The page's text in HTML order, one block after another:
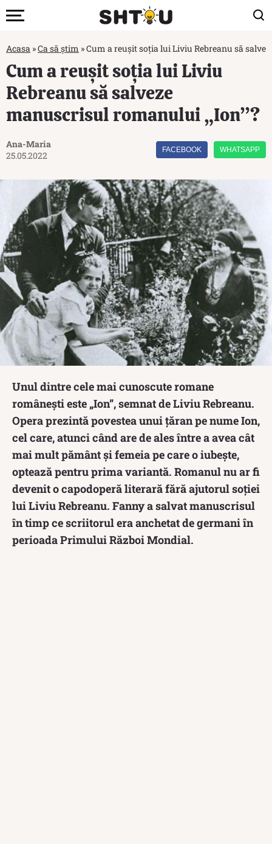
Acasa »Ca să știm »Cum a reușit soția lui Liviu Rebreanu să
Cum a reușit soția lui Liviu
Rebreanu să salveze
manuscrisul romanului „Ion”?
Ana-Maria
25.05.2022
FACEBOOK WHATSAPP
Unul dintre cele mai cunoscute romane
românești este „Ion”, semnat de Liviu Rebreanu.
Opera prezintă povestea unui țăran pe nume Ion,
cel care, atunci când are de ales între a avea cât
mai mult pământ și femeia pe care o iubește,
optează pentru prima variantă. Romanul nu ar fi
devenit o capodoperă literară fără ajutorul soției
lui Liviu Rebreanu. Fanny a salvat manuscrisul
în timp ce scriitorul era anchetat de germani în
perioada Primului Război Mondial.